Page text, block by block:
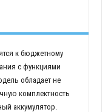
к бюджетному
с функциями
обладает не
комплектность
аккумулятор.